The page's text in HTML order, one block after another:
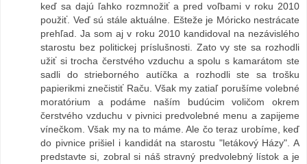
keď sa dajú ľahko rozmnožiť a pred voľbami v roku 2010
použiť. Veď sú stále aktuálne. Ešteže je Móricko nestrácate
prehľad. Ja som aj v roku 2010 kandidoval na nezávislého
starostu bez politickej príslušnosti. Zato vy ste sa rozhodli
užiť si trocha čerstvého vzduchu a spolu s kamarátom ste
sadli do strieborného autíčka a rozhodli ste sa trošku
papierikmi znečistiť Raču. Však my zatiaľ porušíme volebné
moratórium a podáme naším budúcim voličom okrem
čerstvého vzduchu v pivnici predvolebné menu a zapijeme
vínečkom. Však my na to máme. Ale čo teraz urobíme, keď
do pivnice prišiel i kandidát na starostu "letákový Házy". A
predstavte si, zobral si náš stravný predvolebný lístok a je